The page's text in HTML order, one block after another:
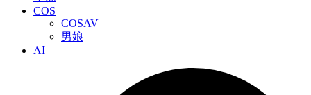
COS
COSAV
男娘
AI